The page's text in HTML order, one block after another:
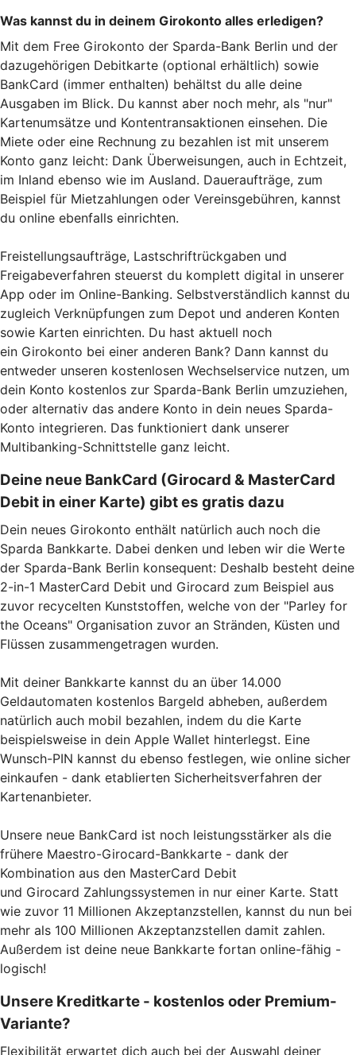
Was kannst du in deinem Girokonto alles erledigen?
Mit dem Free Girokonto der Sparda-Bank Berlin und der
dazugehörigen Debitkarte (optional erhältlich) sowie
BankCard (immer enthalten) behältst du alle deine
Ausgaben im Blick. Du kannst aber noch mehr, als "nur"
Kartenumsätze und Kontentransaktionen einsehen. Die
Miete oder eine Rechnung zu bezahlen ist mit unserem
Konto ganz leicht: Dank Überweisungen, auch in Echtzeit,
im Inland ebenso wie im Ausland. Daueraufträge, zum
Beispiel für Mietzahlungen oder Vereinsgebühren, kannst
du online ebenfalls einrichten.
Freistellungsaufträge, Lastschriftrückgaben und
Freigabeverfahren steuerst du komplett digital in unserer
App oder im Online-Banking. Selbstverständlich kannst du
zugleich Verknüpfungen zum Depot und anderen Konten
sowie Karten einrichten. Du hast aktuell noch
ein Girokonto bei einer anderen Bank? Dann kannst du
entweder unseren kostenlosen Wechselservice nutzen, um
dein Konto kostenlos zur Sparda-Bank Berlin umzuziehen,
oder alternativ das andere Konto in dein neues Sparda-
Konto integrieren. Das funktioniert dank unserer
Multibanking-Schnittstelle ganz leicht.
Deine neue BankCard (Girocard & MasterCard
Debit in einer Karte) gibt es gratis dazu
Dein neues Girokonto enthält natürlich auch noch die
Sparda Bankkarte. Dabei denken und leben wir die Werte
der Sparda-Bank Berlin konsequent: Deshalb besteht deine
2-in-1 MasterCard Debit und Girocard zum Beispiel aus
zuvor recycelten Kunststoffen, welche von der "Parley for
the Oceans" Organisation zuvor an Stränden, Küsten und
Flüssen zusammengetragen wurden.
Mit deiner Bankkarte kannst du an über 14.000
Geldautomaten kostenlos Bargeld abheben, außerdem
natürlich auch mobil bezahlen, indem du die Karte
beispielsweise in dein Apple Wallet hinterlegst. Eine
Wunsch-PIN kannst du ebenso festlegen, wie online sicher
einkaufen - dank etablierten Sicherheitsverfahren der
Kartenanbieter.
Unsere neue BankCard ist noch leistungsstärker als die
frühere Maestro-Girocard-Bankkarte - dank der
Kombination aus den MasterCard Debit
und Girocard Zahlungssystemen in nur einer Karte. Statt
wie zuvor 11 Millionen Akzeptanzstellen, kannst du nun bei
mehr als 100 Millionen Akzeptanzstellen damit zahlen.
Außerdem ist deine neue Bankkarte fortan online-fähig -
logisch!
Unsere Kreditkarte - kostenlos oder Premium-
Variante?
Flexibilität erwartet dich auch bei der Auswahl deiner